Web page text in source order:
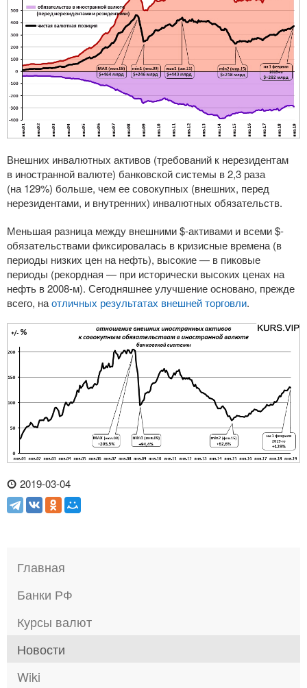
Внешних инвалютных активов (требований к нерезидентам
в иностранной валюте) банковской системы в 2,3 раза
(на 129%) больше, чем ее совокупных (внешних, перед
нерезидентами, и внутренних) инвалютных обязательств.
Меньшая разница между внешними $-активами и всеми $-
обязательствами фиксировалась в кризисные времена (в
периоды низких цен на нефть), высокие — в пиковые
периоды (рекордная — при исторически высоких ценах на
нефть в2008-м). Сегодняшнее улучшение основано, прежде
всего, наотличных результатах внешней торговли.
2019-03-04
Главная
Банки РФ
Курсы валют
Новости
Wiki